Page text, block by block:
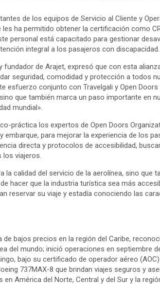
de los equipos de Servicio al Cliente y
ha permitido obtener la certificación como
personal está capacitado para gestionar
integral a los pasajeros con discapacidad.
fundador de Arajet, expresó que con esta
seguridad, comodidad y protección a todos
esfuerzo conjunto con Travelgali y Open
que también marca un paso importante en
mundial».
práctica los expertos de Open Doors
embarque, para mejorar la experiencia de los
directa y protocolos de accesibilidad,
los viajeros.
la calidad del servicio de la aerolínea, sino que
hacer que la industria turística sea más
reservar su viaje y estadía conociendo las
de bajos precios en la región del Caribe,
del mundo; inició operaciones en septiembre
bajo su certificado de operador aéreo
737MAX-8 que brindan viajes seguros y
América del Norte, Central y del Sur y la